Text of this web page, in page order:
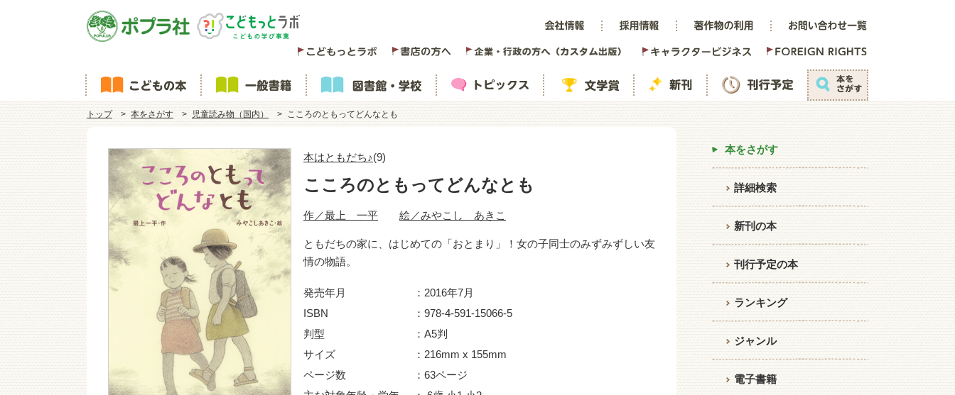
トップ 本をさがす 児童読み物（国内） こころのともってどんなとも
本はともだち♪(9)
こころのともってどんなとも
作／最上 一平 絵／みやこし あきこ
ともだちの家に、はじめての「おとまり」！女の子同士のみずみずしい友
情の物語。
発売年月
2016年7月
ISBN
978-4-591-15066-5
判型
A5判
サイズ
216mm x 155mm
ページ数
63ページ
本をさがす
詳細検索
新刊の本
刊行予定の本
ランキング
ジャンル
電子書籍